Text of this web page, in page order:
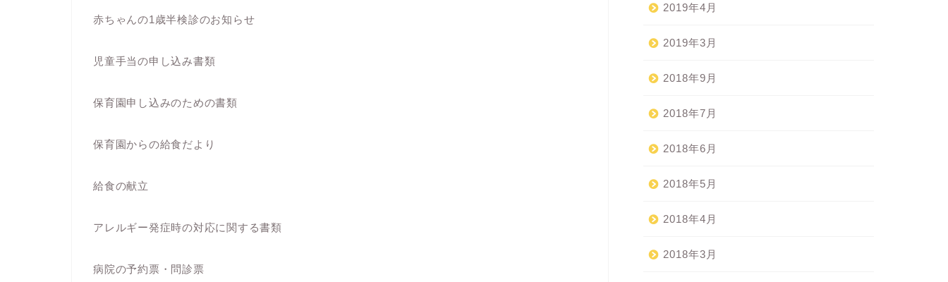
赤ちゃんの1歳半検診のお知らせ
児童手当の申し込み書類
保育園申し込みのための書類
保育園からの給食だより
給食の献立
アレルギー発症時の対応に関する書類
病院の予約票・問診票
2019年4月
2019年3月
2018年9月
2018年7月
2018年6月
2018年5月
2018年4月
2018年3月